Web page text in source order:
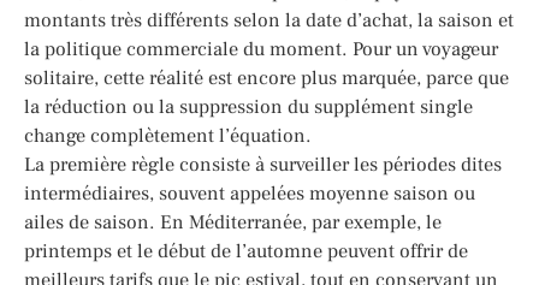
montants très différents selon la date d’achat, la saison et
la politique commerciale du moment. Pour un voyageur
solitaire, cette réalité est encore plus marquée, parce que
la réduction ou la suppression du supplément single
change complètement l’équation.
La première règle consiste à surveiller les périodes dites
intermédiaires, souvent appelées moyenne saison ou
ailes de saison. En Méditerranée, par exemple, le
printemps et le début de l’automne peuvent offrir de
meilleurs tarifs que le pic estival, tout en conservant un